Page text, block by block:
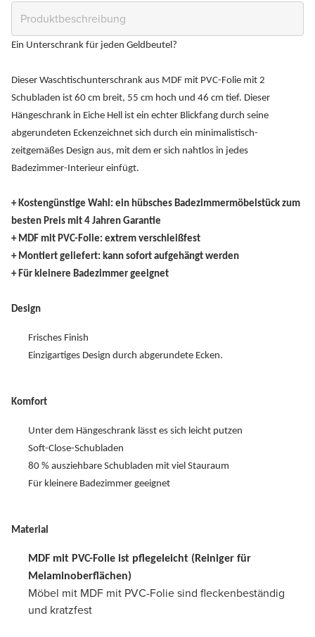
Ein Unterschrank für jeden Geldbeutel?
Dieser Waschtischunterschrank aus MDF mit PVC-Folie mit 2
Schubladen ist 60 cm breit, 55 cm hoch und 46 cm tief. Dieser
Hängeschrank in Eiche Hell ist ein echter Blickfang durch seine
abgerundeten Eckenzeichnet sich durch ein minimalistisch-
zeitgemäßes Design aus, mit dem er sich nahtlos in jedes
Badezimmer-Interieur einfügt.
+ Kostengünstige Wahl: ein hübsches Badezimmermöbelstück zum
besten Preis mit 4 Jahren Garantie
+ MDF mit PVC-Folie: extrem verschleißfest
+ Montiert geliefert: kann sofort aufgehängt werden
+ Für kleinere Badezimmer geeignet
Design
Frisches Finish
Einzigartiges Design durch abgerundete Ecken.
Komfort
Unter dem Hängeschrank lässt es sich leicht putzen
Soft-Close-Schubladen
80 % ausziehbare Schubladen mit viel Stauraum
Für kleinere Badezimmer geeignet
Material
MDF mit PVC-Folie ist pflegeleicht (Reiniger für
Melaminoberflächen)
Möbel mit MDF mit PVC-Folie sind fleckenbeständig
und kratzfest